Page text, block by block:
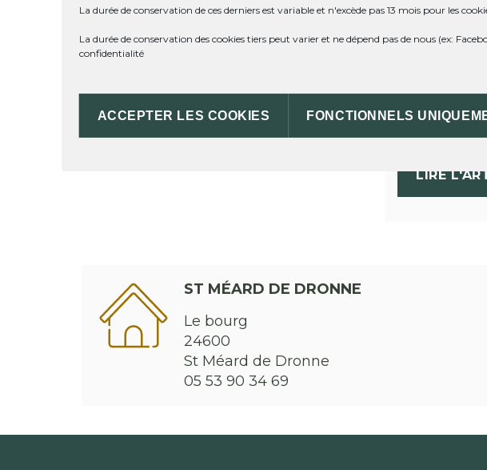
La durée de conservation de ces derniers est variable et n'excède pas 13 mois pour les
La durée de conservation des cookies tiers peut varier et ne dépend pas de nous (ex:
confidentialité
ACCEPTER LES COOKIES FONCTIONNELS
vide grenier spécial puériculture. Marché de
pour y faire
[…]
LIRE
ST MÉARD DE DRONNE
Le bourg
24600
St Méard de Dronne
05 53 90 34 69